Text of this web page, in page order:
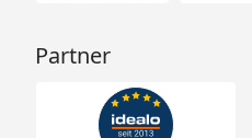
Partner